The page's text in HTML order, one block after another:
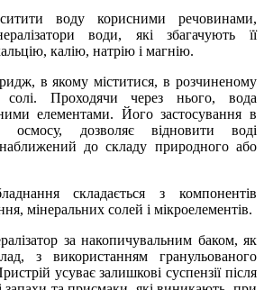
воду корисними речовинами,
води, які збагачують її
калію, натрію і магнію.
в якому міститися, в розчиненому
солі. Проходячи через нього, вода
елементами. Його застосування в
осмосу, дозволяє відновити воді
до складу природного або
складається з компонентів
мінеральних солей і мікроелементів.
за накопичувальним баком, як
з використанням гранульованого
усуває залишкові суспензії після